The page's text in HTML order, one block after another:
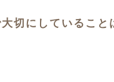
切にしていること